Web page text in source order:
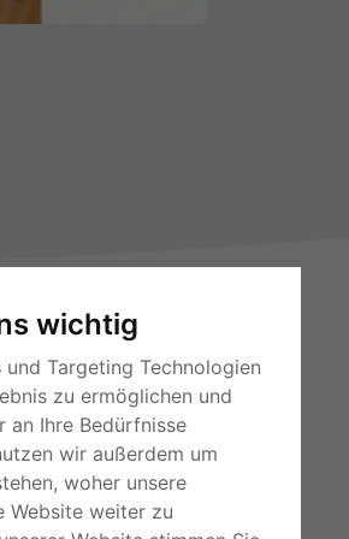
wichtig
Targeting Technologien
zu ermöglichen und
an Ihre Bedürfnisse
wir außerdem um
woher unsere
Website weiter zu
Feeds
Webmaster